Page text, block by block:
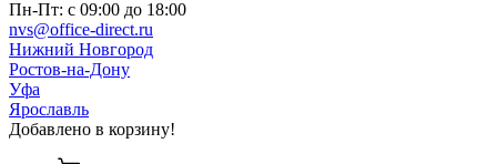
Пн-Пт: с 09:00 до 18:00
nvs@office-direct.ru
Нижний Новгород
Ростов-на-Дону
Уфа
Ярославль
Добавлено в корзину!